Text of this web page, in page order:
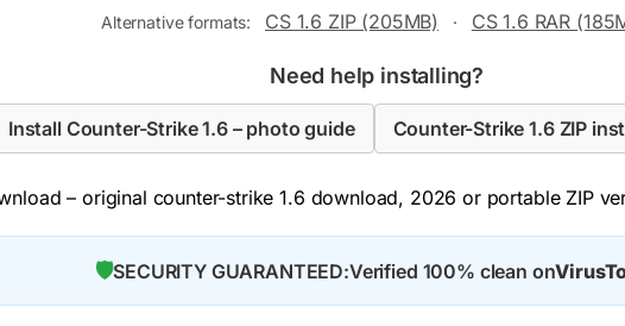
Alternative formats: CS 1.6 ZIP (205MB) · CS 1.6 RAR
Need help installing?
Install Counter-Strike 1.6 – photo guide Counter-Strike 1.6 ZIP
– original counter-strike 1.6 download, 2026 or portable ZIP
🛡️SECURITY GUARANTEED:Verified 100% clean on